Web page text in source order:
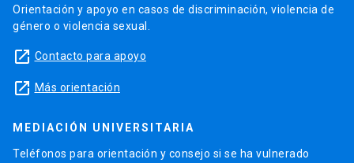
Orientación y apoyo en casos de discriminación, violencia de
género o violencia sexual.
launch Contacto para apoyo
launch Más orientación
MEDIACIÓN UNIVERSITARIA
Teléfonos para orientación y consejo si se ha vulnerado